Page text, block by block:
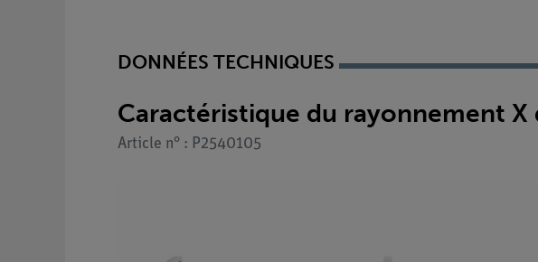
DONNÉES TECHNIQUES
Caractéristique du rayonnement X
Article n° : P2540105